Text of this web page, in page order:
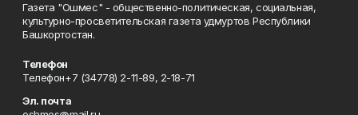
Газета "Ошмес" - общественно-политическая, социальная,
культурно-просветительская газета удмуртов Республики
Башкортостан.
Телефон
Телефон+7 (34778) 2-11-89, 2-18-71
Эл. почта